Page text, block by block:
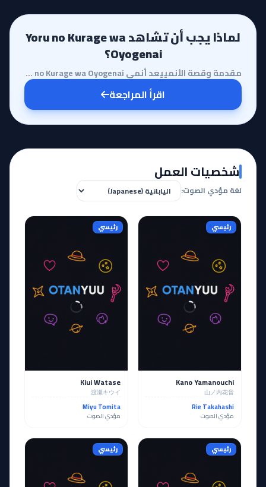
لماذا يجب أن تشاهد Yoru no Kurage wa
Oyogenai؟
مقدمة وقصة الأنمييعد أنمي Yoru no Kurage wa Oyogenai أو 'قناديل البحر لا تسبح في الليل' واحداً من أب...
اقرأ المراجعة
شخصيات العمل
لغة مؤدي الصوت:
رئيسي
Kano Yamanouchi
山ノ内花音
Rie Takahashi
مؤدي الصوت
رئيسي
Kiui Watase
渡瀬キウイ
Miyu Tomita
مؤدي الصوت
رئيسي رئيسي